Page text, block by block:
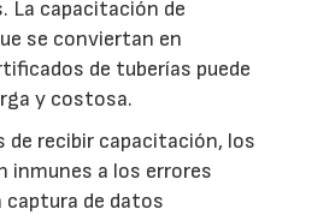
La capacitación de
se conviertan en
de tuberías puede
y costosa.
de recibir capacitación, los
inmunes a los errores
captura de datos